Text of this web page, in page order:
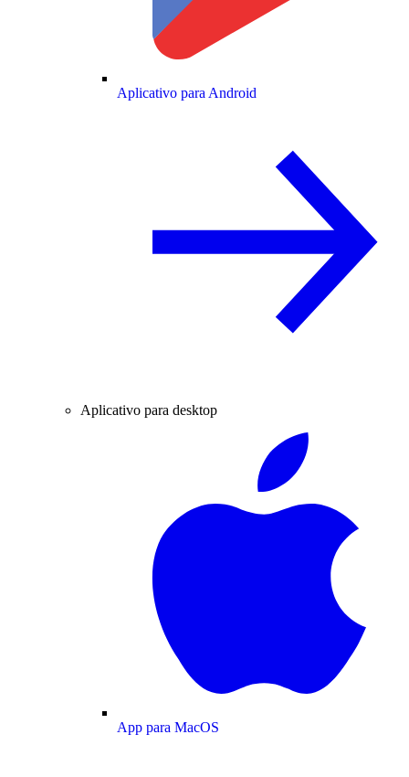
Aplicativo para Android
Aplicativo para desktop
App para MacOS